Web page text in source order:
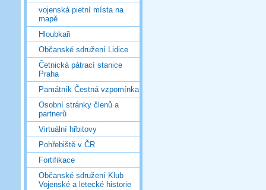
vojenská pietní místa na
mapě
Hloubkaři
Občanské sdružení Lidice
Četnická pátrací stanice
Praha
Památník Čestná vzpomínka
Osobní stránky členů a
partnerů
Virtuální hřbitovy
Pohřebiště v ČR
Fortifikace
Občanské sdružení Klub
Vojenské a letecké historie